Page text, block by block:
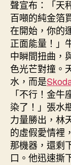
聲宣布：「天
百噸的純金箔
在開始，你的
正面能量！」
中瞬間扭曲，
色光芒對撞。
水，而是
「不行！金
染了！」張水
力量勝出，林
的虛假愛情裡
那機器，還剩
口。他迅速撕